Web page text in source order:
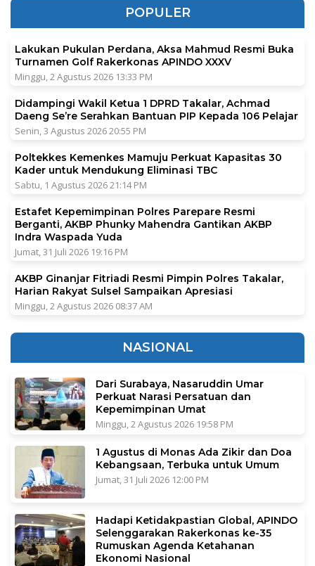
POPULER
Lakukan Pukulan Perdana, Aksa Mahmud Resmi Buka
Turnamen Golf Rakerkonas APINDO XXXV
Minggu, 2 Agustus 2026 13:33 PM
Didampingi Wakil Ketua 1 DPRD Takalar, Achmad
Daeng Se’re Serahkan Bantuan PIP Kepada 106 Pelajar
Senin, 3 Agustus 2026 20:55 PM
Poltekkes Kemenkes Mamuju Perkuat Kapasitas 30
Kader untuk Mendukung Eliminasi TBC
Sabtu, 1 Agustus 2026 21:14 PM
Estafet Kepemimpinan Polres Parepare Resmi
Berganti, AKBP Phunky Mahendra Gantikan AKBP
Indra Waspada Yuda
Jumat, 31 Juli 2026 19:16 PM
AKBP Ginanjar Fitriadi Resmi Pimpin Polres Takalar,
Harian Rakyat Sulsel Sampaikan Apresiasi
Minggu, 2 Agustus 2026 08:37 AM
NASIONAL
Dari Surabaya, Nasaruddin Umar
Perkuat Narasi Persatuan dan
Kepemimpinan Umat
Minggu, 2 Agustus 2026 19:58 PM
1 Agustus di Monas Ada Zikir dan Doa
Kebangsaan, Terbuka untuk Umum
Jumat, 31 Juli 2026 12:00 PM
Hadapi Ketidakpastian Global, APINDO
Selenggarakan Rakerkonas ke-35
Rumuskan Agenda Ketahanan
Ekonomi Nasional